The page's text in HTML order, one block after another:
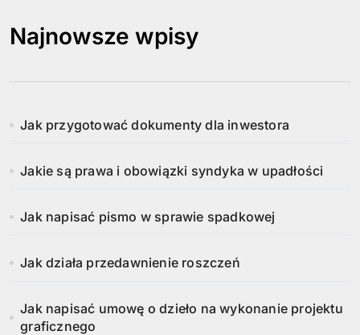
Najnowsze wpisy
Jak przygotować dokumenty dla inwestora
Jakie są prawa i obowiązki syndyka w upadłości
Jak napisać pismo w sprawie spadkowej
Jak działa przedawnienie roszczeń
Jak napisać umowę o dzieło na wykonanie projektu
graficznego